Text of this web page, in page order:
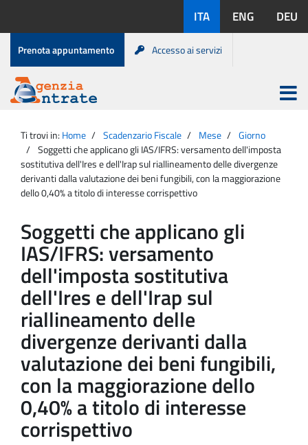
contenuto
disponibili:
ITA ENG DEU
Menu
di
servizio
Prenota appuntamento Accesso ai servizi
Agenzia
Entrate
Apri
menu
principale
Ti trovi in: Home Scadenzario Fiscale Mese
Giorno
Soggetti che applicano gli IAS/IFRS: versamento dell'imposta
sostitutiva dell'Ires e dell'Irap sul riallineamento delle divergenze
derivanti dalla valutazione dei beni fungibili, con la maggiorazione
dello 0,40% a titolo di interesse corrispettivo
Soggetti che applicano gli
IAS/IFRS: versamento
dell'imposta sostitutiva
dell'Ires e dell'Irap sul
riallineamento delle
divergenze derivanti dalla
valutazione dei beni fungibili,
con la maggiorazione dello
0,40% a titolo di interesse
corrispettivo